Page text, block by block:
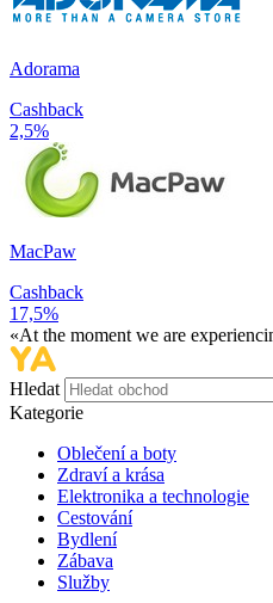
Adorama
Cashback
2,5%
MacPaw
Cashback
17,5%
«At the moment we are
Hledat
Kategorie
Oblečení a boty
Zdraví a krása
Elektronika a technologie
Cestování
Bydlení
Zábava
Služby